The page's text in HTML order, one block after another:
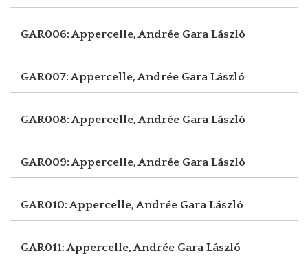
GAR006: Appercelle, Andrée Gara László
GAR007: Appercelle, Andrée Gara László
GAR008: Appercelle, Andrée Gara László
GAR009: Appercelle, Andrée Gara László
GAR010: Appercelle, Andrée Gara László
GAR011: Appercelle, Andrée Gara László